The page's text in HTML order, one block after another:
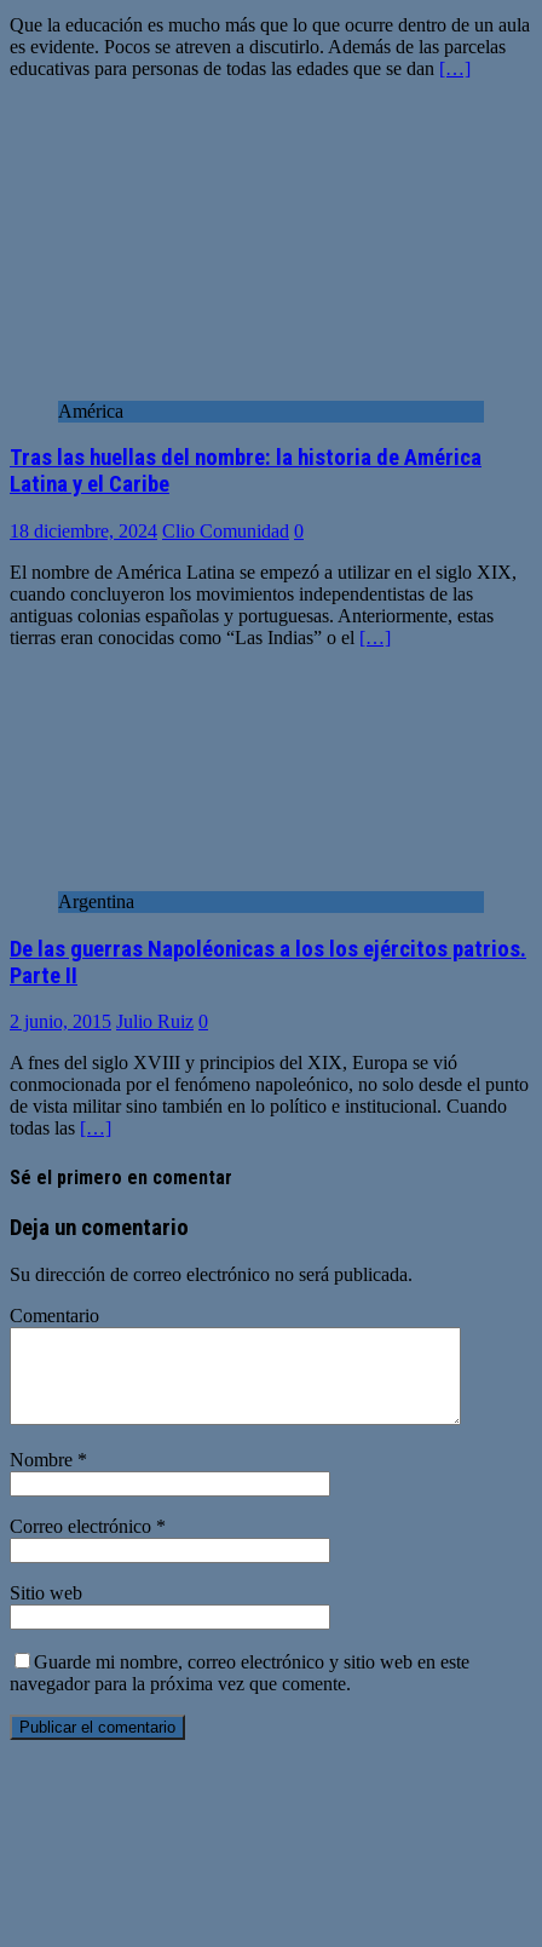
Que la educación es mucho más que lo que ocurre dentro de un aula
es evidente. Pocos se atreven a discutirlo. Además de las parcelas
educativas para personas de todas las edades que se dan […]
América
Tras las huellas del nombre: la historia de América
Latina y el Caribe
18 diciembre, 2024 Clio Comunidad 0
El nombre de América Latina se empezó a utilizar en el siglo XIX,
cuando concluyeron los movimientos independentistas de las
antiguas colonias españolas y portuguesas. Anteriormente, estas
tierras eran conocidas como “Las Indias” o el […]
Argentina
De las guerras Napoléonicas a los los ejércitos patrios.
Parte II
2 junio, 2015 Julio Ruiz 0
A fnes del siglo XVIII y principios del XIX, Europa se vió
conmocionada por el fenómeno napoleónico, no solo desde el punto
de vista militar sino también en lo político e institucional. Cuando
todas las […]
Sé el primero en comentar
Deja un comentario
Su dirección de correo electrónico no será publicada.
Comentario
Nombre *
Correo electrónico *
Sitio web
Guarde mi nombre, correo electrónico y sitio web en este
navegador para la próxima vez que comente.